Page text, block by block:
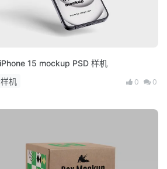
15 mockup PSD 样机
机
0 0